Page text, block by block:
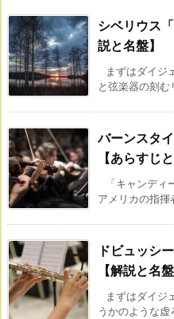
シベリウス
説と名盤】
まずはダイジ
と弦楽器の刻
バーンスタ
【あらすじ
「キャンデ
アメリカの指
ドビュッシ
【解説と名盤
まずはダイジ
うかのような